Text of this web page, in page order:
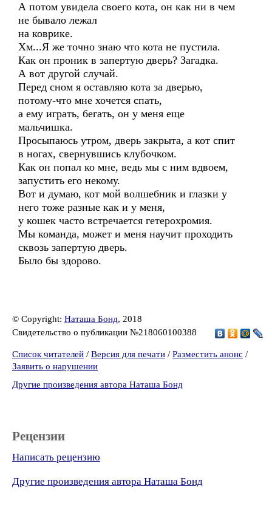
А потом увидела своего кота, он как ни в чем
не бывало лежал
на коврике.
Хм...Я же точно знаю что кота не пустила.
Как он проник в запертую дверь? Загадка.
А вот другой случай.
Перед сном я оставляю кота за дверью,
потому-что мне хочется спать,
а ему играть, бегать, он у меня еще
мальчишка.
Просыпаюсь утром, дверь закрыта, а кот спит
в ногах, свернувшись клубочком.
Как он попал ко мне, ведь мы с ним вдвоем,
запустить его некому.
Вот и думаю, кот мой волшебник и глазки у
него тоже разные как и у меня,
у кошек часто встречается гетерохромия.
Мы команда, может и меня научит проходить
сквозь запертую дверь.
Было бы здорово.
© Copyright: Наташа Бонд, 2018
Свидетельство о публикации №218060100388
Список читателей / Версия для печати / Разместить анонс /
Заявить о нарушении
Другие произведения автора Наташа Бонд
Рецензии
Написать рецензию
Другие произведения автора Наташа Бонд